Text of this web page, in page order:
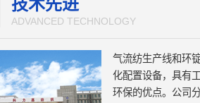
技术先进
ADVANCED TECHNOLOGY
气流纺生产线和环
化配置设备，具有
环保的优点。公司